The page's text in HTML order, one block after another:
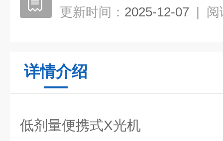
更新时间： 2025-12-07 | 阅
详情介绍
低剂量便携式X光机